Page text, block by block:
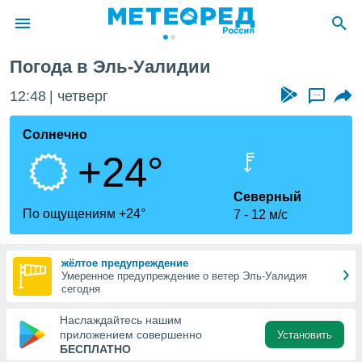
о
Вы можете
к этому
доступ
Погода в Эль-Уалидии
12:48 четверг ...
Солнечно
+24°
По ощущениям +24°
Северный
7
12 м/с
жёлтое предупреждение
Умеренное предупреждение о ветер Эль-Уалидия
сегодня
Наслаждайтесь нашим
приложением совершенно
БЕСПЛАТНО
Установить